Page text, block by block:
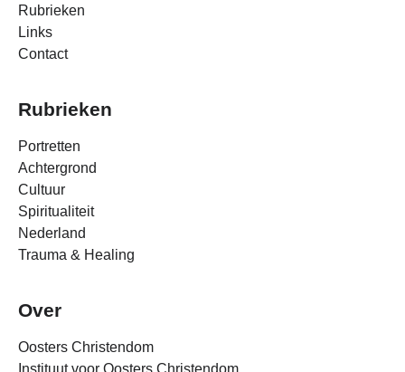
Rubrieken
Links
Contact
Rubrieken
Portretten
Achtergrond
Cultuur
Spiritualiteit
Nederland
Trauma & Healing
Over
Oosters Christendom
Instituut voor Oosters Christendom